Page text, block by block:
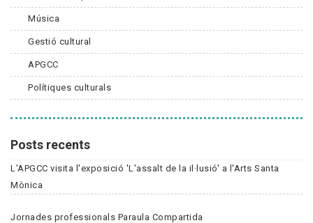
Música
Gestió cultural
APGCC
Polítiques culturals
Posts recents
L'APGCC visita l'exposició 'L'assalt de la il·lusió' a l'Arts Santa
Mònica
Jornades professionals Paraula Compartida